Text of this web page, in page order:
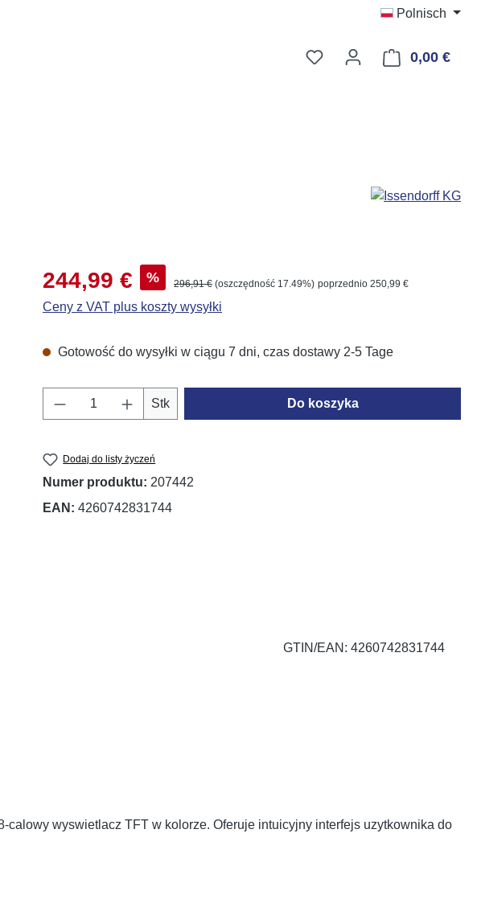
Polnisch
Masz 0 przedmioty na
0,00 €
Cena sprzedaży:
244,99 € % Cena regularna:
296,91 € (oszczędność 17.49%) poprzednio 250,99 €
Ceny z VAT plus koszty wysyłki
Gotowość do wysyłki w ciągu 7 dni, czas dostawy 2-5 Tage
Ilość produktu: Wprowadź żądaną ilość lub użyj
Stk Do koszyka
Dodaj do listy życzeń
Numer produktu: 207442
EAN: 4260742831744
GTIN/EAN: 4260742831744
wyswietlacz TFT w kolorze. Oferuje intuicyjny interfejs uzytkownika do